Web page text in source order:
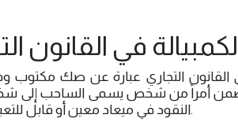
في القانون
القانون التجاري عبارة عن صك مكتوب
تتضمن أمراً من شخص يسمى الساحب إلى
النقود في ميعاد معين أو قابل للتعيين لنفس الساحب أو لشخص أخر يسمى المستفيد.